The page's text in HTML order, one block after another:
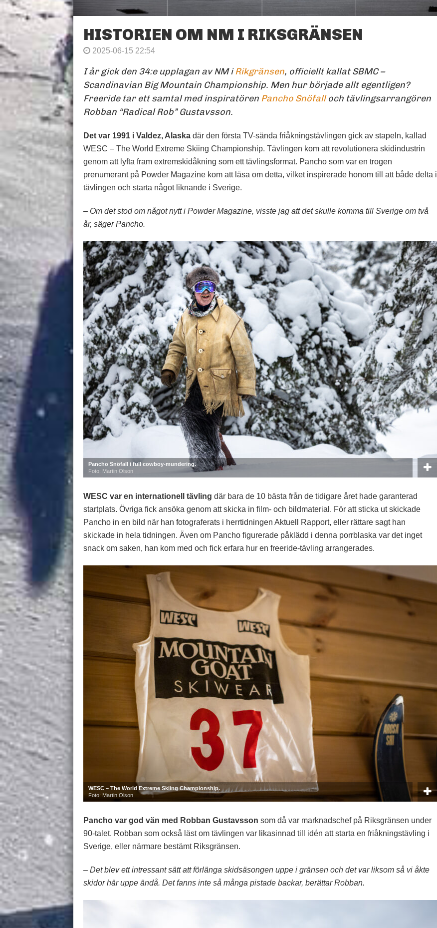
FOTO: MARTIN OLSON
HISTORIEN OM NM I RIKSGRÄNSEN
2025-06-15 22:54
I år gick den 34:e upplagan av NM iRikgränsen, officiellt kallat SBMC –
Scandinavian Big Mountain Championship. Men hur började allt egentligen?
Freeride tar ett samtal med inspiratören Pancho Snöfalloch tävlingsarrangören
Robban “Radical Rob” Gustavsson.
Det var 1991 i Valdez, Alaska där den första TV-sända friåkningstävlingen gick av stapeln, kallad
WESC – The World Extreme Skiing Championship. Tävlingen kom att revolutionera skidindustrin
genom att lyfta fram extremskidåkning som ett tävlingsformat. Pancho som var en trogen
prenumerant på Powder Magazine kom att läsa om detta, vilket inspirerade honom till att både delta i
tävlingen och starta något liknande i Sverige.
– Om det stod om något nytt i Powder Magazine, visste jag att det skulle komma till Sverige om två
år, säger Pancho.
Pancho Snöfall i full cowboy-mundering.
Foto: Martin Olson
WESC var en internationell tävling där bara de 10 bästa från de tidigare året hade garanterad
startplats. Övriga fick ansöka genom att skicka in film- och bildmaterial. För att sticka ut skickade
Pancho in en bild när han fotograferats i herrtidningen Aktuell Rapport, eller rättare sagt han
skickade in hela tidningen. Även om Pancho figurerade påklädd i denna porrblaska var det inget
snack om saken, han kom med och fick erfara hur en freeride-tävling arrangerades.
WESC – The World Extreme Skiing Championship.
Foto: Martin Olson
Pancho var god vän med Robban Gustavsson som då var marknadschef på Riksgränsen under
90-talet. Robban som också läst om tävlingen var likasinnad till idén att starta en friåkningstävling i
Sverige, eller närmare bestämt Riksgränsen.
– Det blev ett intressant sätt att förlänga skidsäsongen uppe i gränsen och det var liksom så vi åkte
skidor här uppe ändå. Det fanns inte så många pistade backar, berättar Robban.